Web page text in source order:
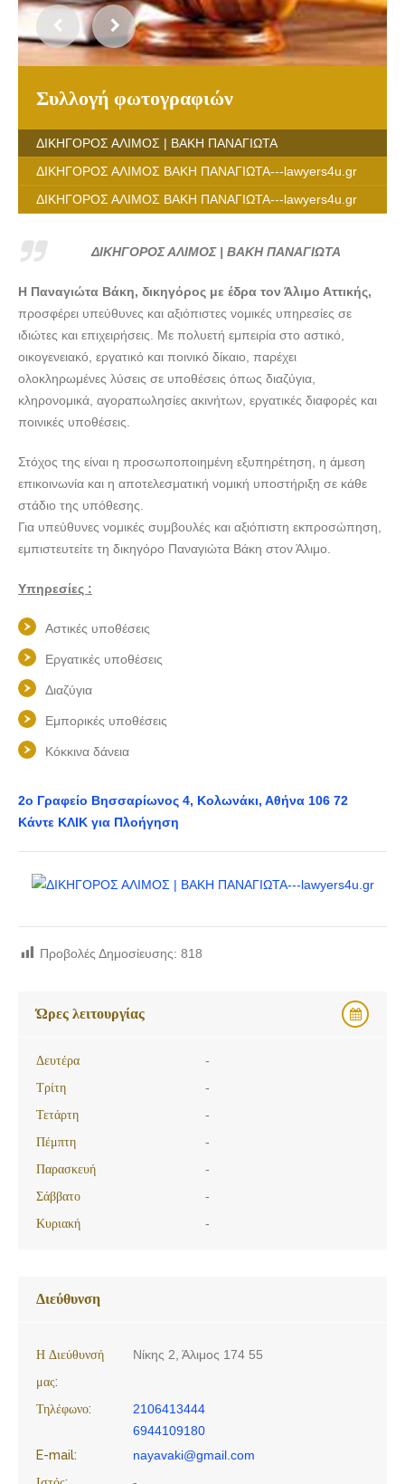
Συλλογή φωτογραφιών
ΔΙΚΗΓΟΡΟΣ ΑΛΙΜΟΣ | ΒΑΚΗ ΠΑΝΑΓΙΩΤΑ
ΔΙΚΗΓΟΡΟΣ ΑΛΙΜΟΣ ΒΑΚΗ ΠΑΝΑΓΙΩΤΑ---lawyers4u.gr
ΔΙΚΗΓΟΡΟΣ ΑΛΙΜΟΣ ΒΑΚΗ ΠΑΝΑΓΙΩΤΑ---lawyers4u.gr
ΔΙΚΗΓΟΡΟΣ ΑΛΙΜΟΣ | ΒΑΚΗ ΠΑΝΑΓΙΩΤΑ
Η Παναγιώτα Βάκη, δικηγόρος με έδρα τον Άλιμο Αττικής,
προσφέρει υπεύθυνες και αξιόπιστες νομικές υπηρεσίες σε
ιδιώτες και επιχειρήσεις. Με πολυετή εμπειρία στο αστικό,
οικογενειακό, εργατικό και ποινικό δίκαιο, παρέχει
ολοκληρωμένες λύσεις σε υποθέσεις όπως διαζύγια,
κληρονομικά, αγοραπωλησίες ακινήτων, εργατικές διαφορές και
ποινικές υποθέσεις.
Στόχος της είναι η προσωποποιημένη εξυπηρέτηση, η άμεση
επικοινωνία και η αποτελεσματική νομική υποστήριξη σε κάθε
στάδιο της υπόθεσης.
Για υπεύθυνες νομικές συμβουλές και αξιόπιστη εκπροσώπηση,
εμπιστευτείτε τη δικηγόρο Παναγιώτα Βάκη στον Άλιμο.
Υπηρεσίες :
Αστικές υποθέσεις
Εργατικές υποθέσεις
Διαζύγια
Εμπορικές υποθέσεις
Κόκκινα δάνεια
2ο Γραφείο Βησσαρίωνος 4, Κολωνάκι, Αθήνα 106 72
Κάντε ΚΛΙΚ για Πλοήγηση
Προβολές Δημοσίευσης: 818
Ώρες λειτουργίας
Δευτέρα
-
Τρίτη
-
Τετάρτη
-
Πέμπτη
-
Παρασκευή
-
Σάββατο
-
Κυριακή
-
Διεύθυνση
Η Διεύθυνσή
μας:
Νίκης 2, Άλιμος 174 55
Τηλέφωνο:
2106413444
6944109180
E-mail:
nayavaki@gmail.com